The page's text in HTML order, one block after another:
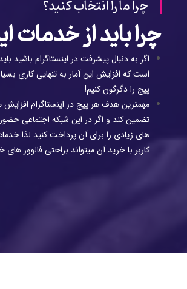
چرا ما را انتخاب کنید؟
چرا باید از خدمات
اگر به دنبال پیشرفت در اینستاگرام باشید
است که افزایش این آمار به تنهایی کاری
پیج را دگرگون کنیم!
مهمترین هدف هر پیج در اینستاگرام
تضمین کند و اگر در این شبکه اجتماعی حضور
های زیادی را برای آن پرداخت کنید لذا
کاربر با خرید آن میتواند براحتی فالوور